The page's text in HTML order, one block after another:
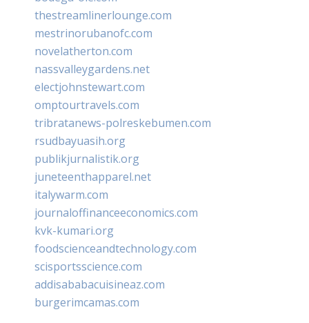
thestreamlinerlounge.com
mestrinorubanofc.com
novelatherton.com
nassvalleygardens.net
electjohnstewart.com
omptourtravels.com
tribratanews-polreskebumen.com
rsudbayuasih.org
publikjurnalistik.org
juneteenthapparel.net
italywarm.com
journaloffinanceeconomics.com
kvk-kumari.org
foodscienceandtechnology.com
scisportsscience.com
addisababacuisineaz.com
burgerimcamas.com